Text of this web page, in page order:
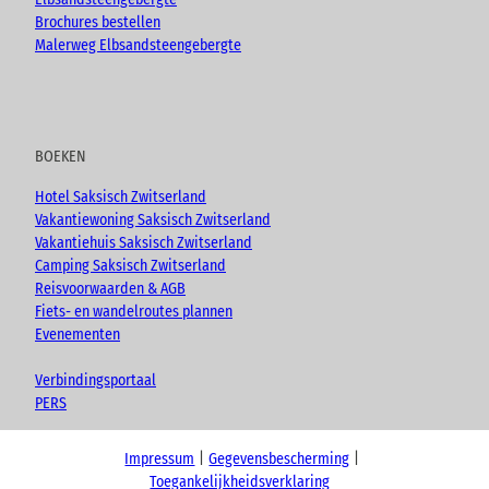
Brochures bestellen
Malerweg Elbsandsteengebergte
BOEKEN
Hotel Saksisch Zwitserland
Vakantiewoning Saksisch Zwitserland
Vakantiehuis Saksisch Zwitserland
Camping Saksisch Zwitserland
Reisvoorwaarden & AGB
Fiets- en wandelroutes plannen
Evenementen
Verbindingsportaal
PERS
Impressum
Gegevensbescherming
Toegankelijkheidsverklaring